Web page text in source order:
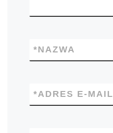
NAZWA
*
ADRES E-MAIL
*